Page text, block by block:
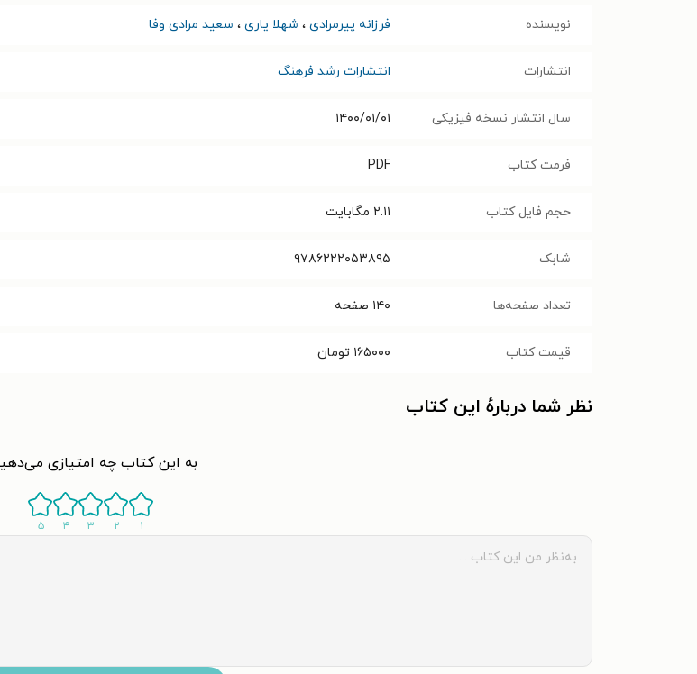
نویسنده فرزانه پیرمرادی ، شهلا یاری ، سعید مرادی وفا
انتشارات انتشارات رشد فرهنگ
سال انتشار نسخه فیزیکی ۱۴۰۰/۰۱/۰۱
فرمت کتاب PDF
حجم فایل کتاب ۲.۱۱ مگابایت
شابک ۹۷۸۶۲۲۲۰۵۳۸۹۵
تعداد صفحه‌ها ۱۴۰ صفحه
قیمت کتاب ۱۶۵۰۰۰ تومان
نظر شما دربارهٔ این کتاب
به این کتاب چه امتیازی
۱ ۲ ۳ ۴ ۵